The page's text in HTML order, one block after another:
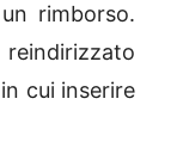
rimborso.
cui inserire